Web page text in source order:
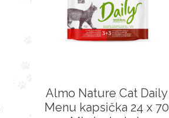
Almo Nature Cat Daily
Menu kapsička 24 x 70